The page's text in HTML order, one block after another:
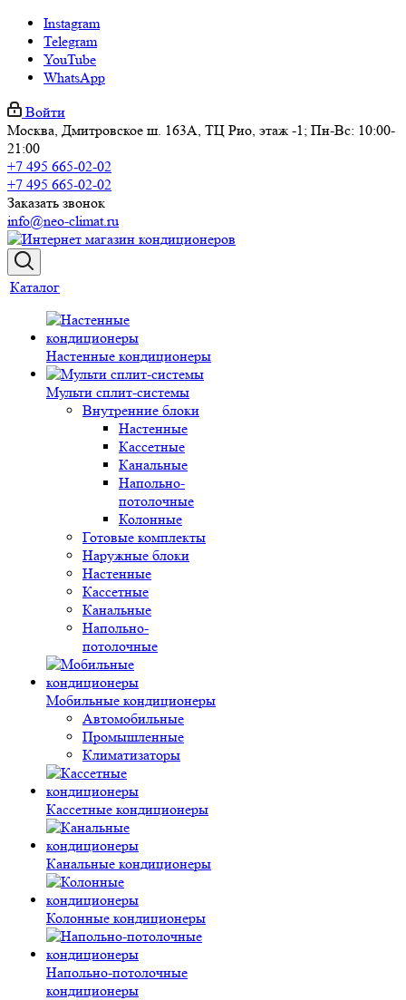
Instagram
Telegram
YouTube
WhatsApp
Войти
Москва, Дмитровское ш. 163А, ТЦ Рио, этаж -1; Пн-Вс: 10:00-
21:00
+7 495 665-02-02
+7 495 665-02-02
Заказать звонок
info@neo-climat.ru
Каталог
Настенные кондиционеры
Мульти сплит-системы
Внутренние блоки
Настенные
Кассетные
Канальные
Напольно-
потолочные
Колонные
Готовые комплекты
Наружные блоки
Настенные
Кассетные
Канальные
Напольно-
потолочные
Мобильные кондиционеры
Автомобильные
Промышленные
Климатизаторы
Кассетные кондиционеры
Канальные кондиционеры
Колонные кондиционеры
Напольно-потолочные
кондиционеры